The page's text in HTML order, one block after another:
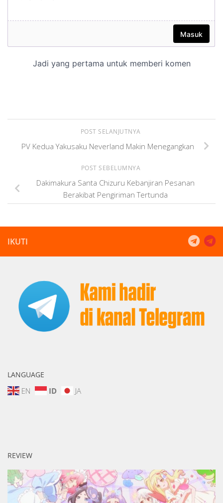
POST SELANJUTNYA
PV Kedua Yakusaku Neverland Makin Menegangkan
POST SEBELUMNYA
Dakimakura Santa Chizuru Kebanjiran Pesanan
Berakibat Pengiriman Tertunda
IKUTI
LANGUAGE
EN ID JA
REVIEW